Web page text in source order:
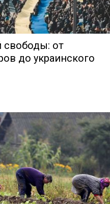
свободы: от
до украинского